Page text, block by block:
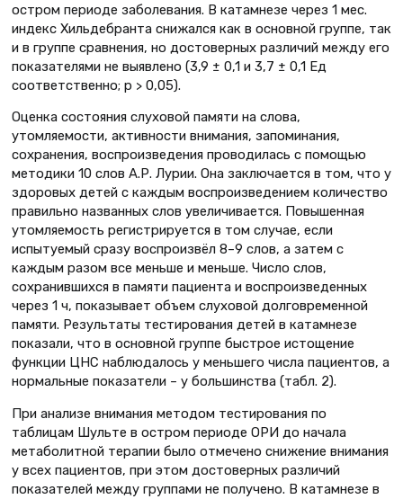
остром периоде заболевания. В катамнезе через 1 мес.
индекс Хильдебранта снижался как в основной группе, так
и в группе сравнения, но достоверных различий между его
показателями не выявлено (3,9 ± 0,1 и 3,7 ± 0,1 Ед
соответственно; p > 0,05).
Оценка состояния слуховой памяти на слова,
утомляемости, активности внимания, запоминания,
сохранения, воспроизведения проводилась с помощью
методики 10 слов А.Р. Лурии. Она заключается в том, что у
здоровых детей с каждым воспроизведением количество
правильно названных слов увеличивается. Повышенная
утомляемость регистрируется в том случае, если
испытуемый сразу воспроизвёл 8–9 слов, а затем с
каждым разом все меньше и меньше. Число слов,
сохранившихся в памяти пациента и воспроизведенных
через 1 ч, показывает объем слуховой долговременной
памяти. Результаты тестирования детей в катамнезе
показали, что в основной группе быстрое истощение
функции ЦНС наблюдалось у меньшего числа пациентов, а
нормальные показатели – у большинства (табл. 2).
При анализе внимания методом тестирования по
таблицам Шульте в остром периоде ОРИ до начала
метаболитной терапии было отмечено снижение внимания
у всех пациентов, при этом достоверных различий
показателей между группами не получено. В катамнезе в